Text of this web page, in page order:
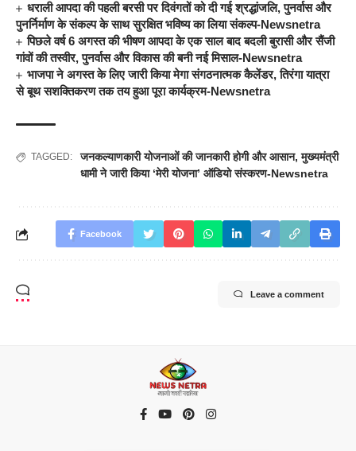
धराली आपदा की पहली बरसी पर दिवंगतों को दी गई श्रद्धांजलि, पुनर्वास और
पुनर्निर्माण के संकल्प के साथ सुरक्षित भविष्य का लिया संकल्प-Newsnetra
पिछले वर्ष 6 अगस्त की भीषण आपदा के एक साल बाद बदली बुरासी और सैंजी
गांवों की तस्वीर, पुनर्वास और विकास की बनी नई मिसाल-Newsnetra
भाजपा ने अगस्त के लिए जारी किया मेगा संगठनात्मक कैलेंडर, तिरंगा यात्रा
से बूथ सशक्तिकरण तक तय हुआ पूरा कार्यक्रम-Newsnetra
TAGGED: जनकल्याणकारी योजनाओं की जानकारी होगी और आसान,मुख्यमंत्री
धामी ने जारी किया ‘मेरी योजना’ ऑडियो संस्करण-Newsnetra
Facebook
Leave a comment